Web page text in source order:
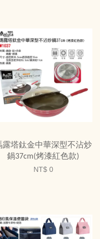
露塔鈦金中華深型不沾炒
鍋37cm(烤漆紅色款)
NT$ 0